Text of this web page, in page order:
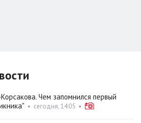
Чем запомнился первый
• сегодня, 14:05 •